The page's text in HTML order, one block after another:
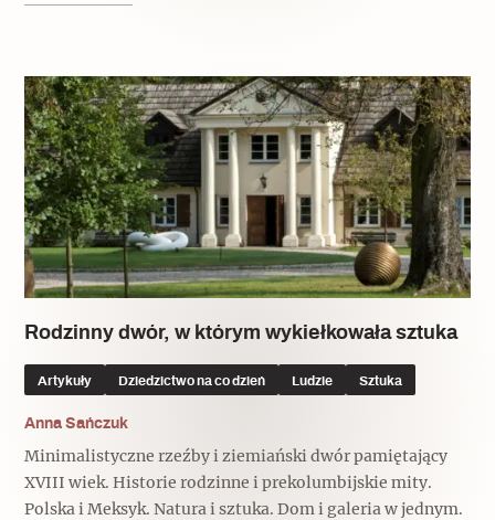
Rodzinny dwór, w którym wykiełkowała sztuka
Artykuły Dziedzictwo na co dzień Ludzie Sztuka
Anna Sańczuk
Minimalistyczne rzeźby i ziemiański dwór pamiętający
XVIII wiek. Historie rodzinne i prekolumbijskie mity.
Polska i Meksyk. Natura i sztuka. Dom i galeria w jednym.